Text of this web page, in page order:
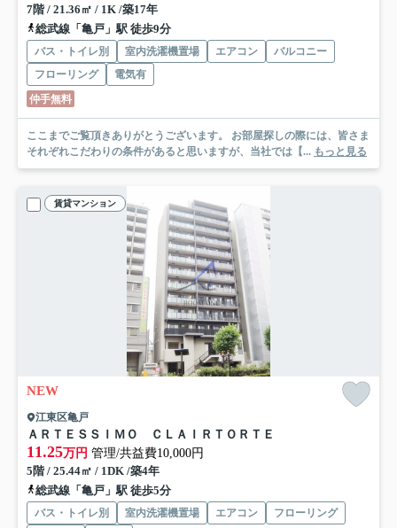
7階 / 21.36㎡ / 1K /築17年
総武線「亀戸」駅 徒歩9分
バス・トイレ別 室内洗濯機置場 エアコン
バルコニー
フローリング
電気有
仲手無料
ここまでご覧頂きありがとうございます。 お部屋探しの際には、皆さま
それぞれこだわりの条件があると思いますが、当社では【... もっと見る
賃貸マンション
NEW
江東区亀戸
ＡＲＴＥＳＳＩＭＯ ＣＬＡＩＲＴＯＲＴＥ
11.25万円 管理/共益費10,000円
5階 / 25.44㎡ / 1DK /築4年
総武線「亀戸」駅 徒歩5分
バス・トイレ別 室内洗濯機置場 エアコン
フローリング